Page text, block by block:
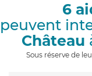
6
peuvent
Château
Sous réserve de